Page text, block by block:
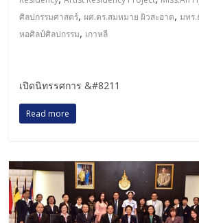
ศิลปกรรมศาสตร์,ผศ.ดร.สมหมาย ผิวสะอาด,มทร
หอศิลป์ศิลปกรรม, เกาหลี
เปิดนิทรรศการ &#8211
Read more